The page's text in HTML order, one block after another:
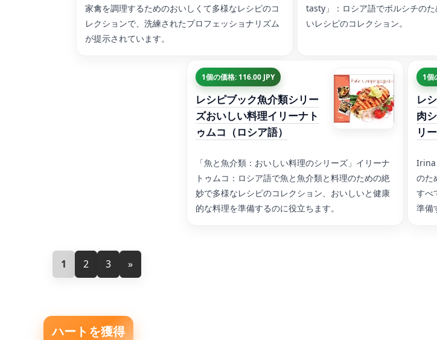
家禽を調理するためのおいしくて多様なレシピのコ
レクションで、洗練されたプロフェッショナリズム
が提示されています。
tasty」：ロシア語でボルシチの
いレシピのコレクション。
1個の価格: 116.00 JPY
レシピブック魚介類シリー
ズおいしい料理イリーナト
ゥムコ（ロシア語）
「魚と魚介類：おいしい料理のシリーズ」イリーナ
トゥムコ：ロシア語で魚と魚介類と料理のための絶
妙で多様なレシピのコレクション、おいしいと健康
的な料理を準備するのに役立ちます。
1個
レ
肉
リ
Irina
のた
すべ
準備
1 2 3 »
ハートを獲得